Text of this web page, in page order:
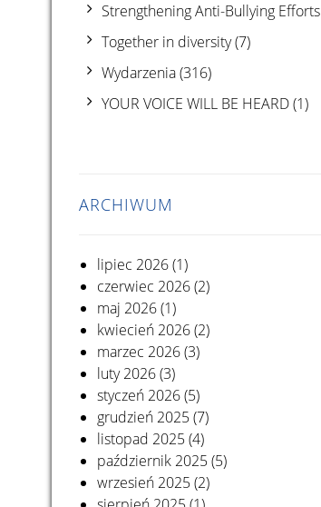
Strengthening Anti-Bullying Efforts
Together in diversity(7)
Wydarzenia(316)
YOUR VOICE WILL BE HEARD(1)
ARCHIWUM
lipiec 2026(1)
czerwiec 2026(2)
maj 2026(1)
kwiecień 2026(2)
marzec 2026(3)
luty 2026(3)
styczeń 2026(5)
grudzień 2025(7)
listopad 2025(4)
październik 2025(5)
wrzesień 2025(2)